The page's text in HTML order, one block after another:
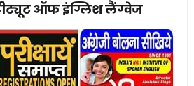
ऑफ इंग्लिश लैंग्वेज